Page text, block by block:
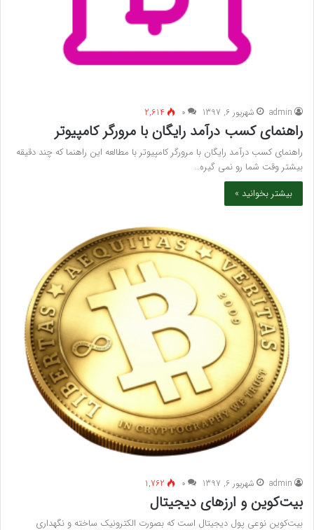
admin شهریور 6, 1397 ۰ 2,614
راهنمای کسب درآمد رایگان با مرورگر کامپیوتر
راهنمای کسب درآمد رایگان با مرورگر کامپیوتر با مطالعه این راهنما که چند دقیقه
بیشتر وقت شما رو نمی گیره…
بیشتر بخوانید »
admin شهریور 6, 1397 ۰ 1,762
بیت‌کوین و ارزهای دیجیتال
بیت‌کوین نوعی پول دیجیتال است که بصورت الکترونیک ساخته و نگهداری